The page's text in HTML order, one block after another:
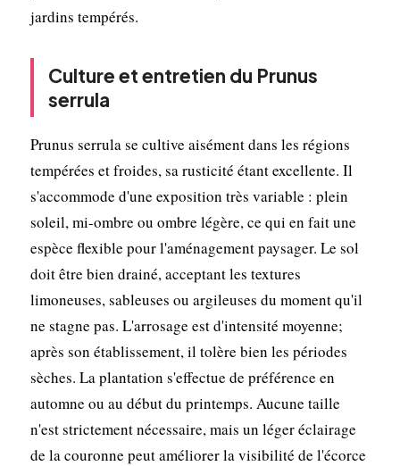
jardins tempérés.
Culture et entretien du Prunus
serrula
Prunus serrula se cultive aisément dans les régions
tempérées et froides, sa rusticité étant excellente. Il
s'accommode d'une exposition très variable : plein
soleil, mi-ombre ou ombre légère, ce qui en fait une
espèce flexible pour l'aménagement paysager. Le sol
doit être bien drainé, acceptant les textures
limoneuses, sableuses ou argileuses du moment qu'il
ne stagne pas. L'arrosage est d'intensité moyenne;
après son établissement, il tolère bien les périodes
sèches. La plantation s'effectue de préférence en
automne ou au début du printemps. Aucune taille
n'est strictement nécessaire, mais un léger éclairage
de la couronne peut améliorer la visibilité de l'écorce